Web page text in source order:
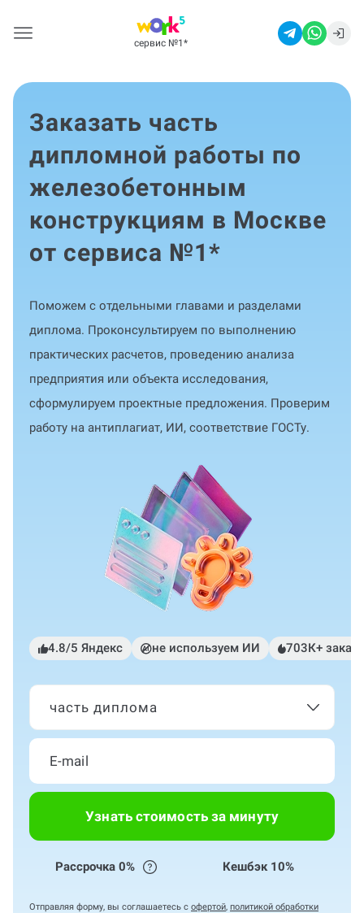
сервис №1 *
Заказать часть
дипломной работы по
железобетонным
конструкциям в Москве
от сервиса №1*
Поможем с отдельными главами и разделами
диплома. Проконсультируем по выполнению
практических расчетов, проведению анализа
предприятия или объекта исследования,
сформулируем проектные предложения. Проверим
работу на антиплагиат, ИИ, соответствие ГОСТу.
4.8/5 Яндекс не используем ИИ 703К+
часть диплома
Узнать стоимость за минуту
Рассрочка 0% Кешбэк 10%
Отправляя форму, вы соглашаетесь с офертой, политикой обработки